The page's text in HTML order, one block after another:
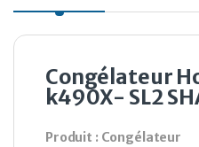
Congélateur
k490X- SL2
Produit : Congélateur